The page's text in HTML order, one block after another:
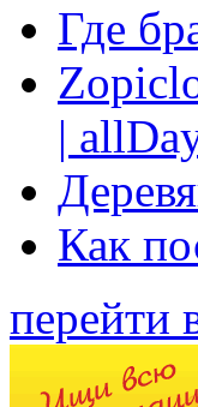
Где
|
Как
перейти